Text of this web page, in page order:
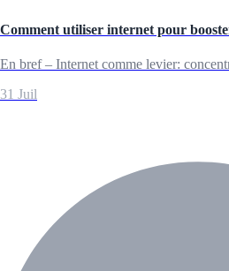
Comment utiliser internet pour
En bref – Internet comme levier:
31 Juil